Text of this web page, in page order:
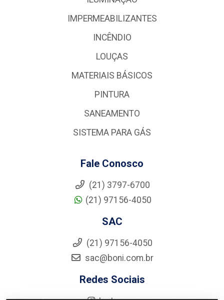
IMPERMEABILIZANTES
INCÊNDIO
LOUÇAS
MATERIAIS BÁSICOS
PINTURA
SANEAMENTO
SISTEMA PARA GÁS
Fale Conosco
(21) 3797-6700
(21) 97156-4050
SAC
(21) 97156-4050
sac@boni.com.br
Redes Sociais